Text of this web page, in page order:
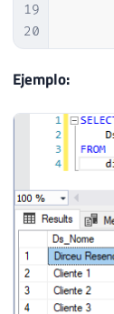
19
20
21
22
24
END
Ejemplo: